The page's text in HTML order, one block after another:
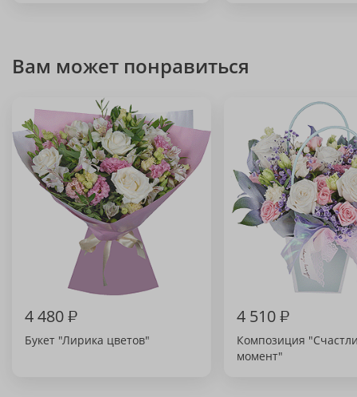
Вам может понравиться
4 480₽
Букет "Лирика цветов"
4 510₽
Композиция
момент"